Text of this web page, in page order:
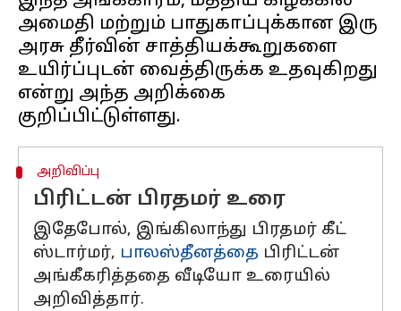
அமைதி மற்றும் பாதுகாப்புக்கான இரு
அரசு தீர்வின் சாத்தியக்கூறுகளை
உயிர்ப்புடன் வைத்திருக்க உதவுகிறது
என்று அந்த அறிக்கை
அறிவிப்பு
பிரிட்டன் பிரதமர் உரை
இதேபோல், இங்கிலாந்து பிரதமர் கீட்
ஸ்டார்மர், பாலஸ்தீனத்தை பிரிட்டன்
அங்கீகரித்ததை வீடியோ உரையில்
அறிவித்தார்.